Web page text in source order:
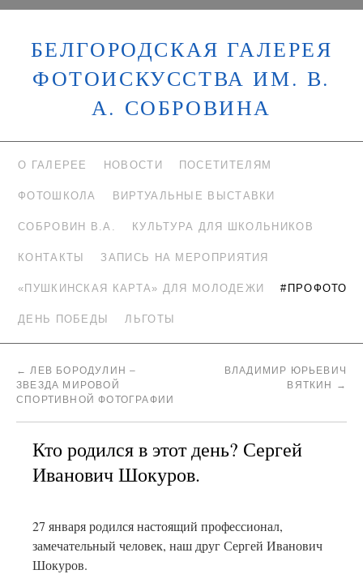
БЕЛГОРОДСКАЯ ГАЛЕРЕЯ
ФОТОИСКУССТВА ИМ. В.
А. СОБРОВИНА
О ГАЛЕРЕЕ НОВОСТИ ПОСЕТИТЕЛЯМ
ФОТОШКОЛА ВИРТУАЛЬНЫЕ ВЫСТАВКИ
СОБРОВИН В.А. КУЛЬТУРА ДЛЯ ШКОЛЬНИКОВ
КОНТАКТЫ ЗАПИСЬ НА МЕРОПРИЯТИЯ
«ПУШКИНСКАЯ КАРТА» ДЛЯ МОЛОДЕЖИ #ПРОФОТО
ДЕНЬ ПОБЕДЫ ЛЬГОТЫ
← ЛЕВ БОРОДУЛИН –
ЗВЕЗДА МИРОВОЙ
СПОРТИВНОЙ ФОТОГРАФИИ
ВЛАДИМИР ЮРЬЕВИЧ
ВЯТКИН
→
Кто родился в этот день? Сергей
Иванович Шокуров.
27 января родился настоящий профессионал,
замечательный человек, наш друг Сергей Иванович
Шокуров.